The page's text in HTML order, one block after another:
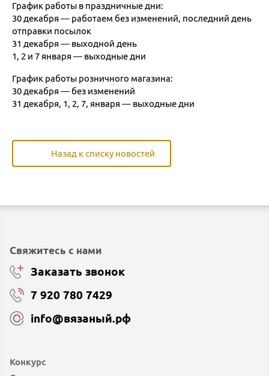
График работы в праздничные дни:
30 декабря — работаем без изменений, последний день
отправки посылок
31 декабря — выходной день
1, 2 и 7 января — выходные дни
График работы розничного магазина:
30 декабря — без изменений
31 декабря, 1, 2, 7, января — выходные дни
Назад к списку новостей
Конкурс
Свяжитесь с нами
Заказать звонок
7 920 780 7429
info@вязаный.рф